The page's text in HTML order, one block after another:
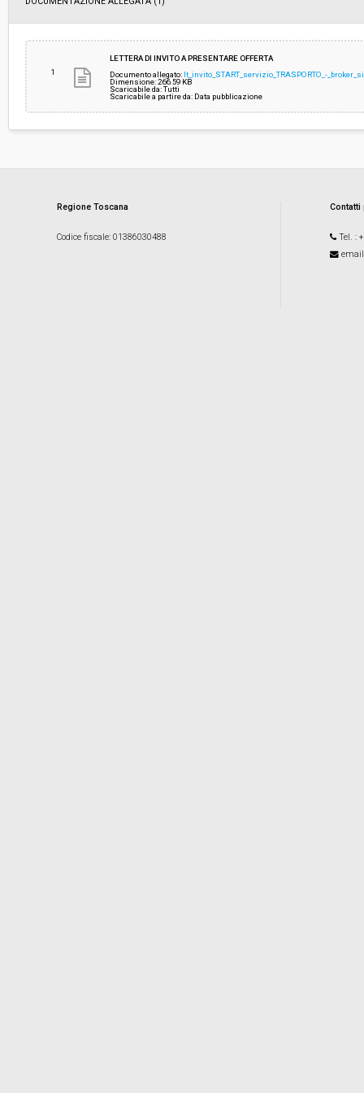
1
LETTERA DI INVITO A PRESENTARE OFFERTA
Documento allegato: lt_invito_START_servizio_TRASPORTO_-
Dimensione: 266.59 KB
Scaricabile da: Tutti
Scaricabile a partire da: Data pubblicazione
Regione Toscana
Codice fiscale: 01386030488 Tel. :
email